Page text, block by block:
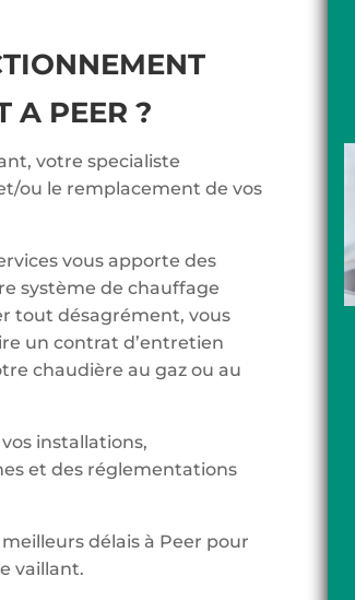
A PEER ?
votre specialiste
ou le remplacement de vos
vous apporte des
système de chauffage
tout désagrément, vous
un contrat d’entretien
chaudière au gaz ou au
installations,
et des réglementations
délais à Peer pour
vaillant.